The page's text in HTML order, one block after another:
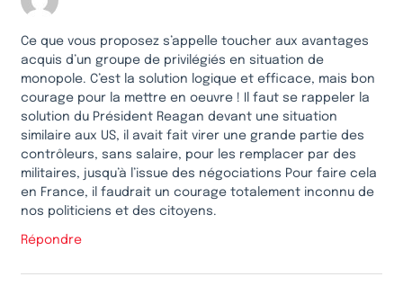
Ce que vous proposez s’appelle toucher aux avantages
acquis d’un groupe de privilégiés en situation de
monopole. C’est la solution logique et efficace, mais bon
courage pour la mettre en oeuvre ! Il faut se rappeler la
solution du Président Reagan devant une situation
similaire aux US, il avait fait virer une grande partie des
contrôleurs, sans salaire, pour les remplacer par des
militaires, jusqu’à l’issue des négociations Pour faire cela
en France, il faudrait un courage totalement inconnu de
nos politiciens et des citoyens.
Répondre